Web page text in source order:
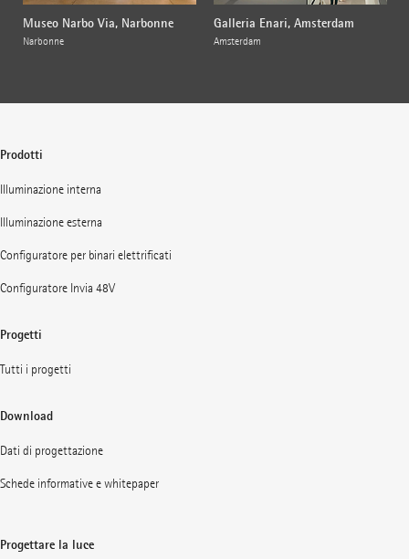
Museo Narbo Via, Narbonne
Narbonne
Galleria Enari, Amsterdam
Amsterdam
Prodotti
Illuminazione interna
Illuminazione esterna
Configuratore per binari elettrificati
Configuratore Invia 48V
Progetti
Tutti i progetti
Download
Dati di progettazione
Schede informative e whitepaper
Progettare la luce